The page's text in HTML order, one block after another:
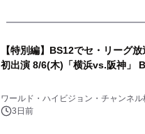
【特別編】BS12でセ・リーグ
初出演 8/6(木)「横浜vs.阪神」
ワールド・ハイビジョン・チャンネル
3日前